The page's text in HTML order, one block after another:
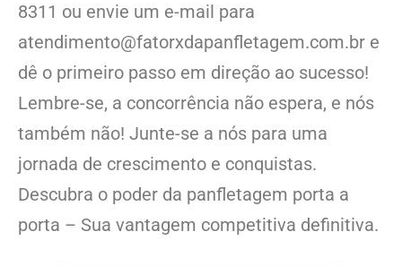
8311 ou envie um e-mail para
atendimento@fatorxdapanfletagem.com.br e
dê o primeiro passo em direção ao sucesso!
Lembre-se, a concorrência não espera, e nós
também não! Junte-se a nós para uma
jornada de crescimento e conquistas.
Descubra o poder da panfletagem porta a
porta – Sua vantagem competitiva definitiva.